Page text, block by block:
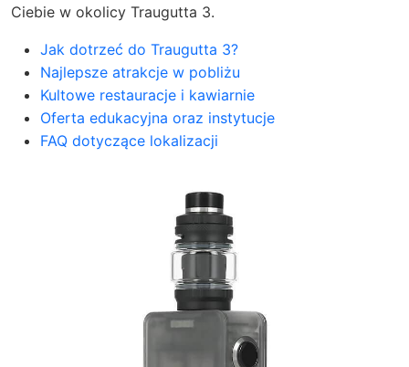
Ciebie w okolicy Traugutta 3.
Jak dotrzeć do Traugutta 3?
Najlepsze atrakcje w pobliżu
Kultowe restauracje i kawiarnie
Oferta edukacyjna oraz instytucje
FAQ dotyczące lokalizacji